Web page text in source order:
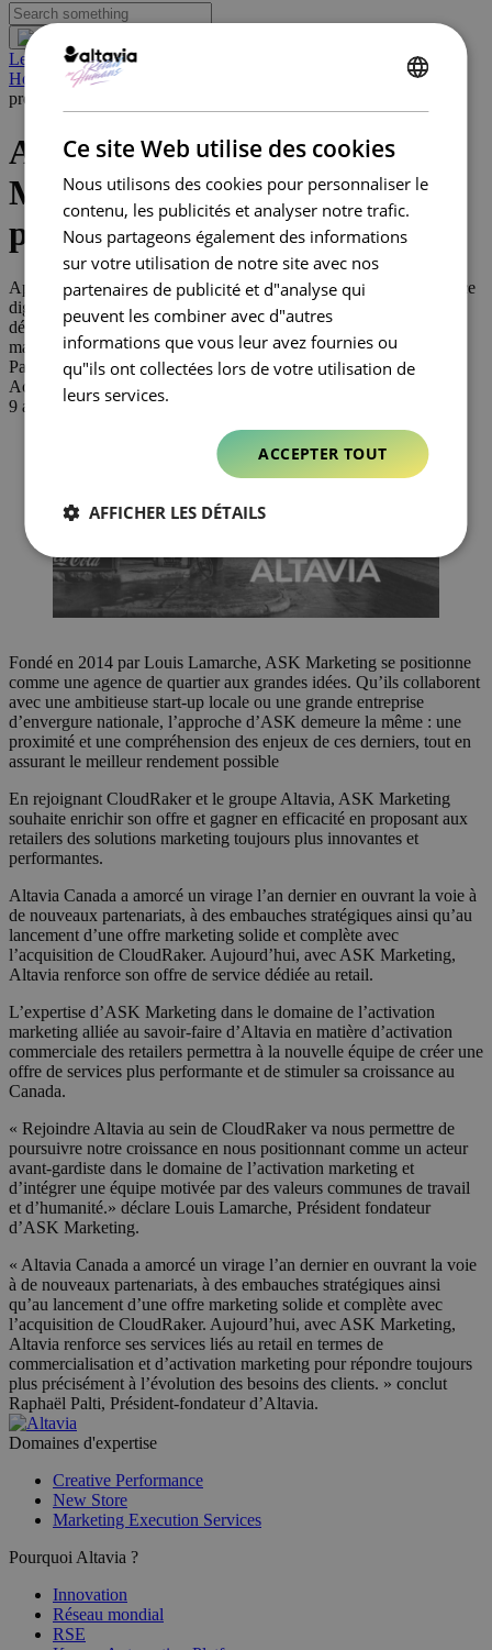
Let's Talk
Home
Actualités
Altavia acquiert ASK Marketing et renforce sa
présence au Canada
Altavia acquiert ASK
Marketing et renforce sa
présence au Canada
Après la création d’Altavia Canada en 2015 et le rachat de l’agence
digitale CloudRaker en 2017, le groupe Altavia poursuit son
développement au Canada et acquiert ASK Marketing, agence de
marketing spécialisée dans le retail.
Partenariats
Actualité
9 avril 2019
Fondé en 2014 par Louis Lamarche, ASK Marketing se positionne
comme une agence de quartier aux grandes idées. Qu’ils collaborent
avec une ambitieuse start-up locale ou une grande entreprise
d’envergure nationale, l’approche d’ASK demeure la même : une
proximité et une compréhension des enjeux de ces derniers, tout en
assurant le meilleur rendement possible
En rejoignant CloudRaker et le groupe Altavia, ASK Marketing
souhaite enrichir son offre et gagner en efficacité en proposant aux
retailers des solutions marketing toujours plus innovantes et
performantes.
Altavia Canada a amorcé un virage l’an dernier en ouvrant la voie à
de nouveaux partenariats, à des embauches stratégiques ainsi qu’au
lancement d’une offre marketing solide et complète avec
l’acquisition de CloudRaker. Aujourd’hui, avec ASK Marketing,
Altavia renforce son offre de service dédiée au retail.
L’expertise d’ASK Marketing dans le domaine de l’activation
marketing alliée au savoir-faire d’Altavia en matière d’activation
commerciale des retailers permettra à la nouvelle équipe de créer une
offre de services plus performante et de stimuler sa croissance au
Canada.
« Rejoindre Altavia au sein de CloudRaker va nous permettre de
poursuivre notre croissance en nous positionnant comme un acteur
avant-gardiste dans le domaine de l’activation marketing et
d’intégrer une équipe motivée par des valeurs communes de travail
et d’humanité.» déclare Louis Lamarche, Président fondateur
d’ASK Marketing.
« Altavia Canada a amorcé un virage l’an dernier en ouvrant la voie
à de nouveaux partenariats, à des embauches stratégiques ainsi
qu’au lancement d’une offre marketing solide et complète avec
l’acquisition de CloudRaker. Aujourd’hui, avec ASK Marketing,
Altavia renforce ses services liés au retail en termes de
commercialisation et d’activation marketing pour répondre toujours
plus précisément à l’évolution des besoins des clients. » conclut
Raphaël Palti, Président-fondateur d’Altavia.
Domaines d'expertise
Creative Performance
New Store
Marketing Execution Services
Pourquoi Altavia ?
Innovation
Réseau mondial
RSE
Ce site Web utilise des cookies
Nous utilisons des cookies pour personnaliser le
contenu, les publicités et analyser notre trafic.
Nous partageons également des informations
sur votre utilisation de notre site avec nos
partenaires de publicité et d"analyse qui
peuvent les combiner avec d"autres
informations que vous leur avez fournies ou
qu"ils ont collectées lors de votre utilisation de
leurs services.
ACCEPTER TOUT
AFFICHER LES DÉTAILS